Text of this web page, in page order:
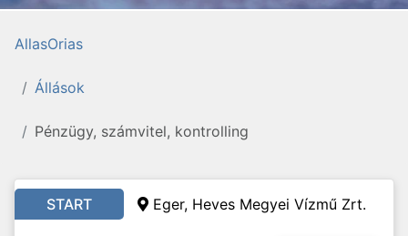
AllasOrias
Állások
Pénzügy, számvitel, kontrolling
START Eger, Heves Megyei Vízmű Zrt.